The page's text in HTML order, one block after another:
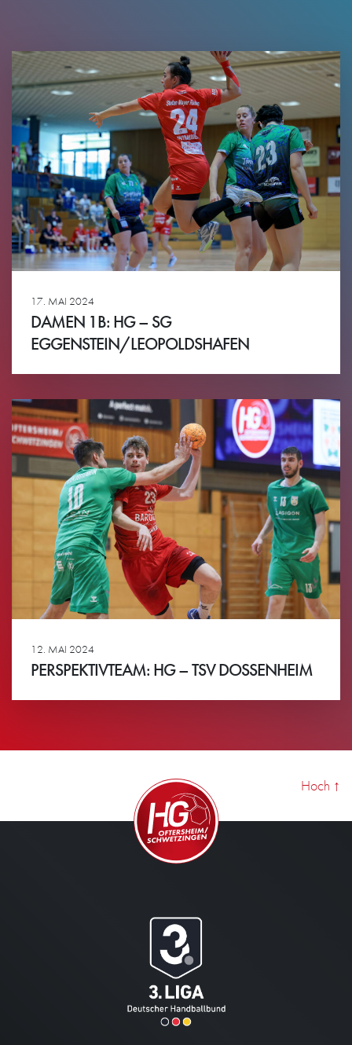
17. MAI 2024
DAMEN 1B: HG – SG
EGGENSTEIN/LEOPOLDSHAFEN
12. MAI 2024
PERSPEKTIVTEAM: HG – TSV DOSSENHEIM
Hoch ↑